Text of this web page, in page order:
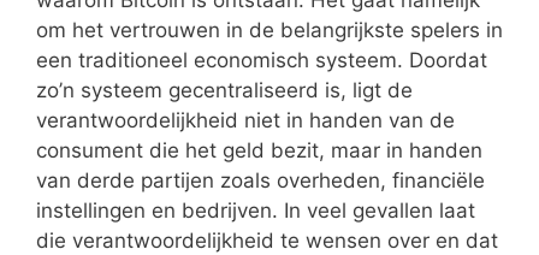
om het vertrouwen in de belangrijkste spelers in
een traditioneel economisch systeem. Doordat
zo’n systeem gecentraliseerd is, ligt de
verantwoordelijkheid niet in handen van de
consument die het geld bezit, maar in handen
van derde partijen zoals overheden, financiële
instellingen en bedrijven. In veel gevallen laat
die verantwoordelijkheid te wensen over en dat